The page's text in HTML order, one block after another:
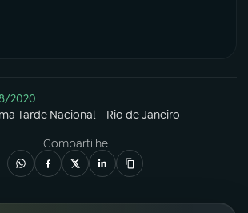
2020
Tarde Nacional - Rio de Janeiro
Compartilhe